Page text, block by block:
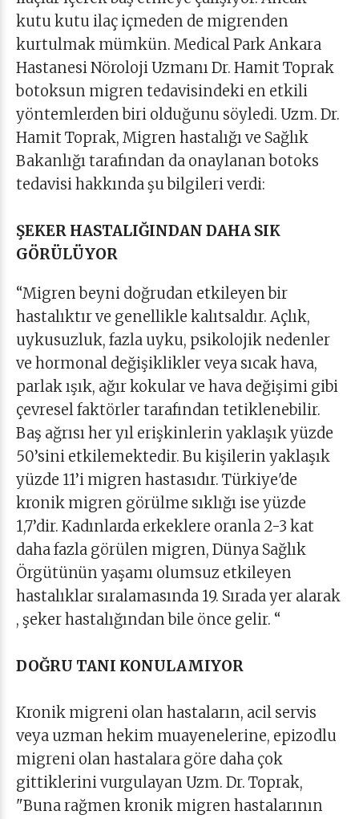
kutu kutu ilaç içmeden de migrenden
kurtulmak mümkün. Medical Park Ankara
Hastanesi Nöroloji Uzmanı Dr. Hamit Toprak
botoksun migren tedavisindeki en etkili
yöntemlerden biri olduğunu söyledi. Uzm. Dr.
Hamit Toprak, Migren hastalığı ve Sağlık
Bakanlığı tarafından da onaylanan botoks
tedavisi hakkında şu bilgileri verdi:
ŞEKER HASTALIĞINDAN DAHA SIK
GÖRÜLÜYOR
“Migren beyni doğrudan etkileyen bir
hastalıktır ve genellikle kalıtsaldır. Açlık,
uykusuzluk, fazla uyku, psikolojik nedenler
ve hormonal değişiklikler veya sıcak hava,
parlak ışık, ağır kokular ve hava değişimi gibi
çevresel faktörler tarafından tetiklenebilir.
Baş ağrısı her yıl erişkinlerin yaklaşık yüzde
50’sini etkilemektedir. Bu kişilerin yaklaşık
yüzde 11’i migren hastasıdır. Türkiye'de
kronik migren görülme sıklığı ise yüzde
1,7’dir. Kadınlarda erkeklere oranla 2-3 kat
daha fazla görülen migren, Dünya Sağlık
Örgütünün yaşamı olumsuz etkileyen
hastalıklar sıralamasında 19. Sırada yer alarak
, şeker hastalığından bile önce gelir. “
DOĞRU TANI KONULAMIYOR
Kronik migreni olan hastaların, acil servis
veya uzman hekim muayenelerine, epizodlu
migreni olan hastalara göre daha çok
gittiklerini vurgulayan Uzm. Dr. Toprak,
"Buna rağmen kronik migren hastalarının